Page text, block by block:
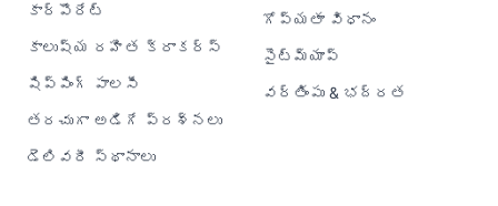
కార్పొరేట్
కాలుష్య రహిత క్రాకర్‌స్
షిప్పింగ్ పాలసీ
తరచుగా అడిగే ప్రశ్నలు
డెలివరీ స్థానాలు
గోప్యతా విధానం
సైట్‌మ్యాప్
వర్తింపు & భద్రత